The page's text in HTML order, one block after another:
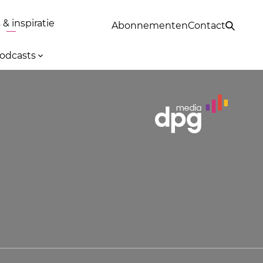
& inspiratie AbonnementenContact